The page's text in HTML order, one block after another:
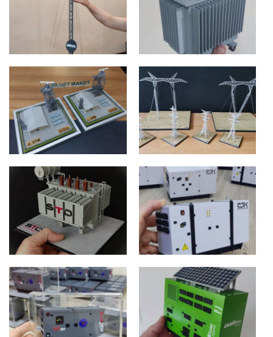
İSTANBUL
İSTANBUL
HUAWEI TREYLER BAZ
İSTASYONU
MALATYA
YAĞLI TİP TRAFO
ANKARA
STM RADAR
PROMOSYON
ANKARA
KUAZAR YÜKSEK
GERİLİM DİREKLERİ
İSTANBUL
STD TRAFO
ADANA
ERK JENERATÖR
ANKARA